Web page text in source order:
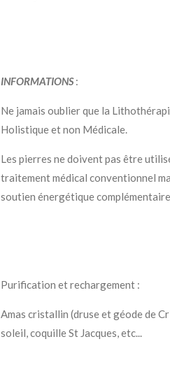
INFORMATIONS:
Ne jamais oublier que la
Holistique et non Médicale.
Les pierres ne doivent pas être
traitement médical conventionnel
soutien énergétique
Purification et rechargement :
Amas cristallin (druse et géode de
soleil, coquille St Jacques, etc...